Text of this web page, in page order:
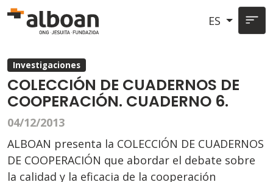
Pasar al contenido principal
ES
Investigaciones
COLECCIÓN DE CUADERNOS DE
COOPERACIÓN. CUADERNO 6.
04/12/2013
ALBOAN presenta la COLECCIÓN DE CUADERNOS
DE COOPERACIÓN que abordar el debate sobre
la calidad y la eficacia de la cooperación